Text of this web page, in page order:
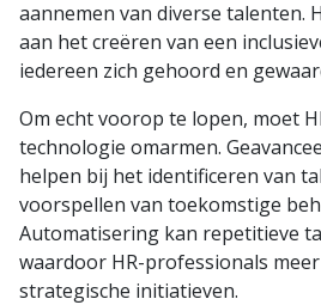
aannemen van diverse talenten.
aan het creëren van een
iedereen zich gehoord en
Om echt voorop te lopen, moet
technologie omarmen.
helpen bij het identificeren van
voorspellen van toekomstige
Automatisering kan repetitieve
waardoor HR-professionals
strategische initiatieven.